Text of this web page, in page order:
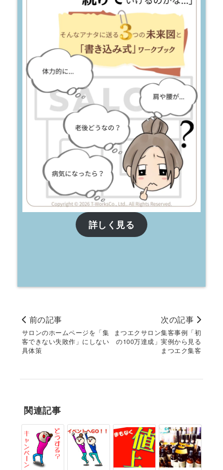
詳しく見る
前の記事
サロンのホームページを「集
客できない失敗作」にしない
具体策
次の記事
まつエクサロン集客事例「初
の100万達成」実例から見る
まつエク集客
関連記事